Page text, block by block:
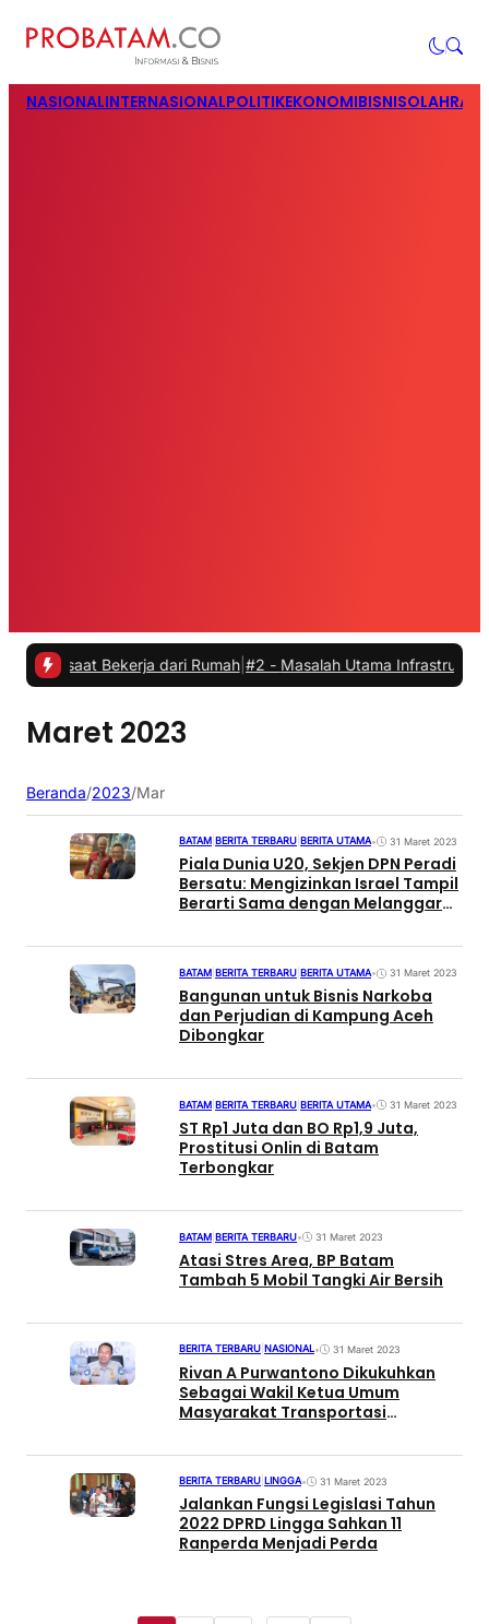
NASIONALINTERNASIONALPOLITIKEKONOMIBISNIS
Bekerja dari Rumah| #2 -Masalah Utama Infrastruktur
Maret 2023
Beranda/2023/Mar
BATAM BERITA TERBARU BERITA UTAMA• 31 Maret 2023
Piala Dunia U20, Sekjen DPN Peradi
Bersatu: Mengizinkan Israel Tampil
Berarti Sama dengan Melanggar
BATAM BERITA TERBARU BERITA UTAMA• 31 Maret 2023
Bangunan untuk Bisnis Narkoba
dan Perjudian di Kampung Aceh
Dibongkar
BATAM BERITA TERBARU BERITA UTAMA• 31 Maret 2023
ST Rp1 Juta dan BO Rp1,9 Juta,
Prostitusi Onlin di Batam
Terbongkar
BATAM BERITA TERBARU• 31 Maret 2023
Atasi Stres Area, BP Batam
Tambah 5 Mobil Tangki Air Bersih
BERITA TERBARU NASIONAL• 31 Maret 2023
Rivan A Purwantono Dikukuhkan
Sebagai Wakil Ketua Umum
Masyarakat Transportasi
BERITA TERBARU LINGGA• 31 Maret 2023
Jalankan Fungsi Legislasi Tahun
2022 DPRD Lingga Sahkan 11
Ranperda Menjadi Perda